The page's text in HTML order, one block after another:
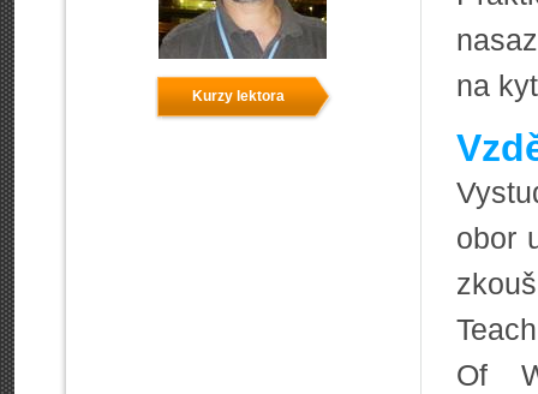
Kurzy lektora
na
obor
Of